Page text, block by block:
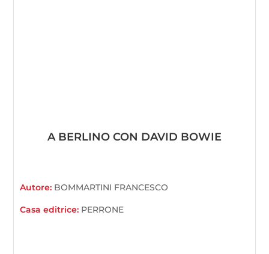
A BERLINO CON DAVID BOWIE
Autore: BOMMARTINI FRANCESCO
Casa editrice: PERRONE